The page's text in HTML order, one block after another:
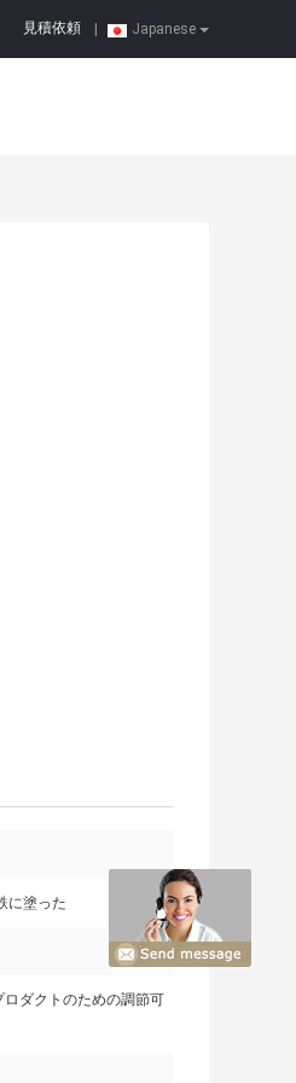
Japanese
見積依頼
に塗った
ロダクトのための調節可